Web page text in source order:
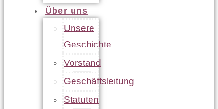
Über uns
Unsere
Geschichte
Vorstand
Geschäftsleitung
Statuten